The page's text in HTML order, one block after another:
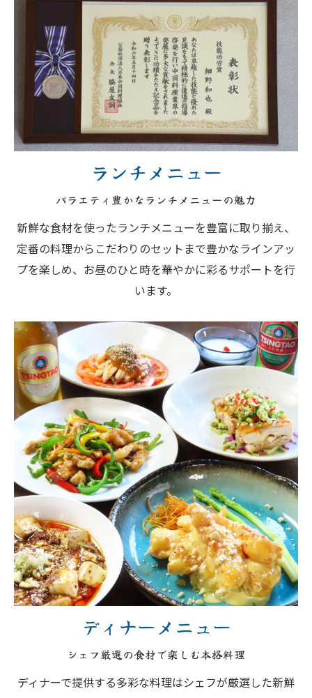
ランチメニュー
バラエティ豊かなランチメニューの魅力
新鮮な食材を使ったランチメニューを豊富に取り揃え、
定番の料理からこだわりのセットまで豊かなラインアッ
プを楽しめ、お昼のひと時を華やかに彩るサポートを行
います。
ディナーメニュー
シェフ厳選の食材で楽しむ本格料理
ディナーで提供する多彩な料理はシェフが厳選した新鮮